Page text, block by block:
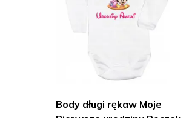
Body długi rękaw Moje